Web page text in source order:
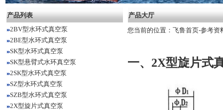
产品列表
2BV型水环式真空泵
2BE型水环式真空泵
SK型水环式真空泵
SK型悬臂式水环真空泵
2SK型水环式真空泵
SZ型水环式真空泵
SZB型水环式真空泵
2X型旋片式真空泵
产品大厅
您当前的位置： 飞鲁首页-参考资
一、 2X型旋片式